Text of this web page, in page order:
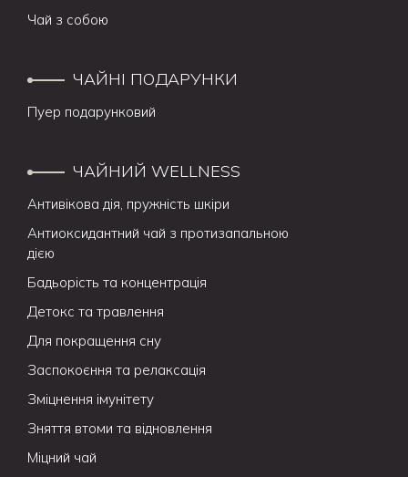
Чай з собою
ЧАЙНІ ПОДАРУНКИ
Пуер подарунковий
ЧАЙНИЙ WELLNESS
Антивікова дія, пружність шкіри
Антиоксидантний чай з протизапальною
дією
Бадьорість та концентрація
Детокс та травлення
Для покращення сну
Заспокоєння та релаксація
Зміцнення імунітету
Зняття втоми та відновлення
Міцний чай